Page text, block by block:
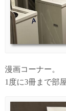
漫画コーナー。
1度に3冊まで部